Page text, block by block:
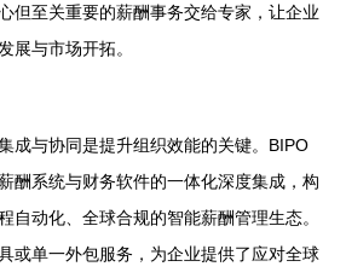
但至关重要的薪酬事务交给专家，让企业
展与市场开拓。
成与协同是提升组织效能的关键。BIPO
酬系统与财务软件的一体化深度集成，构
自动化、全球合规的智能薪酬管理生态。
或单一外包服务，为企业提供了应对全球